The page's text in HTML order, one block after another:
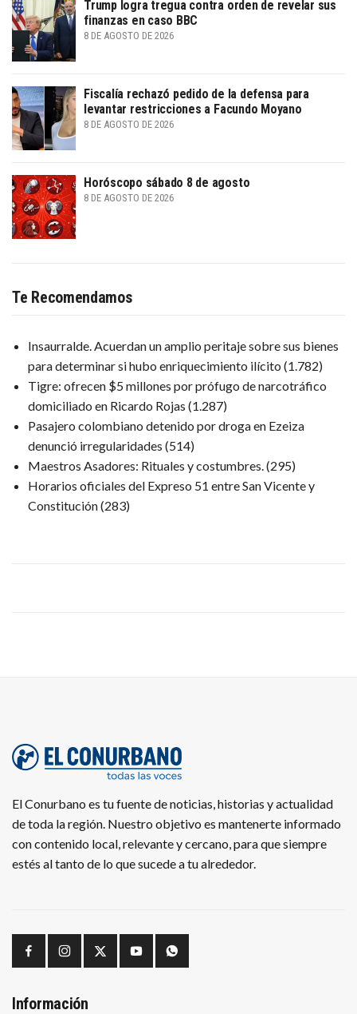
Trump logra tregua contra orden de revelar sus
finanzas en caso BBC
8 DE AGOSTO DE 2026
Fiscalía rechazó pedido de la defensa para
levantar restricciones a Facundo Moyano
8 DE AGOSTO DE 2026
Horóscopo sábado 8 de agosto
8 DE AGOSTO DE 2026
Te Recomendamos
Insaurralde. Acuerdan un amplio peritaje sobre sus bienes
para determinar si hubo enriquecimiento ilícito (1.782)
Tigre: ofrecen $5 millones por prófugo de narcotráfico
domiciliado en Ricardo Rojas (1.287)
Pasajero colombiano detenido por droga en Ezeiza
denunció irregularidades (514)
Maestros Asadores: Rituales y costumbres.(295)
Horarios oficiales del Expreso 51 entre San Vicente y
Constitución(283)
El Conurbano es tu fuente de noticias, historias y actualidad
de toda la región. Nuestro objetivo es mantenerte informado
con contenido local, relevante y cercano, para que siempre
estés al tanto de lo que sucede a tu alrededor.
Información